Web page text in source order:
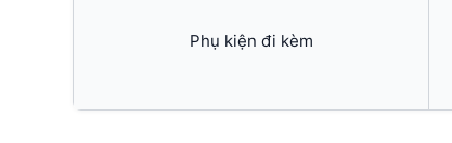
Phụ kiện đi kèm